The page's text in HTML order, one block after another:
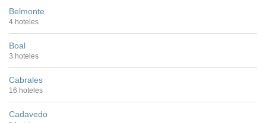
Belmonte
4 hoteles
Boal
3 hoteles
Cabrales
16 hoteles
Cadavedo